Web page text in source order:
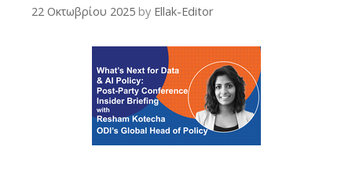
22 Οκτωβρίου 2025 by Ellak-Editor